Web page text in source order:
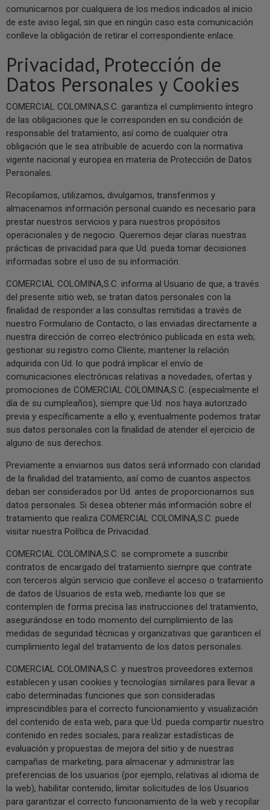
comunicarnos por cualquiera de los medios indicados al inicio
de este aviso legal, sin que en ningún caso esta comunicación
conlleve la obligación de retirar el correspondiente enlace.
Privacidad, Protección de
Datos Personales y Cookies
COMERCIAL COLOMINA,S.C. garantiza el cumplimiento íntegro
de las obligaciones que le corresponden en su condición de
responsable del tratamiento, así como de cualquier otra
obligación que le sea atribuible de acuerdo con la normativa
vigente nacional y europea en materia de Protección de Datos
Personales.
Recopilamos, utilizamos, divulgamos, transferimos y
almacenamos información personal cuando es necesario para
prestar nuestros servicios y para nuestros propósitos
operacionales y de negocio. Queremos dejar claras nuestras
prácticas de privacidad para que Ud. pueda tomar decisiones
informadas sobre el uso de su información.
COMERCIAL COLOMINA,S.C. informa al Usuario de que, a través
del presente sitio web, se tratan datos personales con la
finalidad de responder a las consultas remitidas a través de
nuestro Formulario de Contacto, o las enviadas directamente a
nuestra dirección de correo electrónico publicada en esta web;
gestionar su registro como Cliente; mantener la relación
adquirida con Ud. lo que podrá implicar el envío de
comunicaciones electrónicas relativas a novedades, ofertas y
promociones de COMERCIAL COLOMINA,S.C. (especialmente el
día de su cumpleaños), siempre que Ud. nos haya autorizado
previa y específicamente a ello y, eventualmente podemos tratar
sus datos personales con la finalidad de atender el ejercicio de
alguno de sus derechos.
Previamente a enviarnos sus datos será informado con claridad
de la finalidad del tratamiento, así como de cuantos aspectos
deban ser considerados por Ud. antes de proporcionarnos sus
datos personales. Si desea obtener más información sobre el
tratamiento que realiza COMERCIAL COLOMINA,S.C. puede
visitar nuestra Política de Privacidad.
COMERCIAL COLOMINA,S.C. se compromete a suscribir
contratos de encargado del tratamiento siempre que contrate
con terceros algún servicio que conlleve el acceso o tratamiento
de datos de Usuarios de esta web, mediante los que se
contemplen de forma precisa las instrucciones del tratamiento,
asegurándose en todo momento del cumplimiento de las
medidas de seguridad técnicas y organizativas que garanticen el
cumplimiento legal del tratamiento de los datos personales.
COMERCIAL COLOMINA,S.C. y nuestros proveedores externos
establecen y usan cookies y tecnologías similares para llevar a
cabo determinadas funciones que son consideradas
imprescindibles para el correcto funcionamiento y visualización
del contenido de esta web, para que Ud. pueda compartir nuestro
contenido en redes sociales, para realizar estadísticas de
evaluación y propuestas de mejora del sitio y de nuestras
campañas de marketing, para almacenar y administrar las
preferencias de los usuarios (por ejemplo, relativas al idioma de
la web), habilitar contenido, limitar solicitudes de los Usuarios
para garantizar el correcto funcionamiento de la web y recopilar